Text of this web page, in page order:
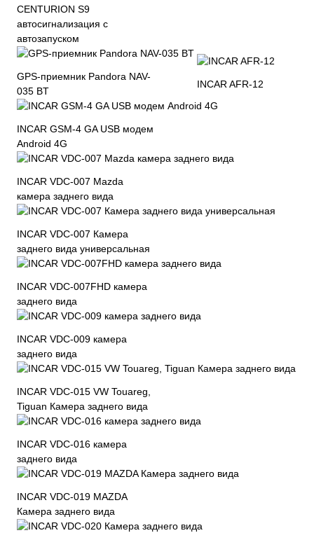
CENTURION S9
автосигнализация с
автозапуском
GPS-приемник Pandora NAV-
035 BT
INCAR AFR-12
INCAR GSM-4 GA USB модем
Android 4G
INCAR VDC-007 Mazda
камера заднего вида
INCAR VDC-007 Камера
заднего вида универсальная
INCAR VDC-007FHD камера
заднего вида
INCAR VDC-009 камера
заднего вида
INCAR VDC-015 VW Touareg,
Tiguan Камера заднего вида
INCAR VDC-016 камера
заднего вида
INCAR VDC-019 MAZDA
Камера заднего вида